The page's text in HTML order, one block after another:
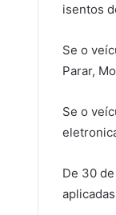
isentos
Se o
Parar,
Se o
De 30